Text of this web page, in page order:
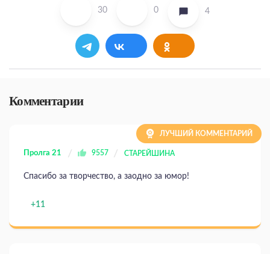
30 0 4
Комментарии
Пролга 21 9557 СТАРЕЙШИНА
ЛУЧШИЙ КОММЕНТАРИЙ
Спасибо за творчество, а заодно за юмор!
+11